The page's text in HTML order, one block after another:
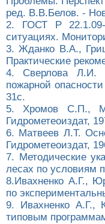
ред. В.В.Белов. -
2. ГОСТ Р 22.1.09-
ситуациях.
3. Жданко В.А.,
Практические
4. Сверлова Л.И.
пожарной
31с.
5. Хромов С.П.,
Гидрометеоиздат,
6. Матвеев Л.Т.
Гидрометеоиздат,
7. Методические
лесах по условиям
8.Ивахненко А.Г.,
по
9. Ивахненко
типовым